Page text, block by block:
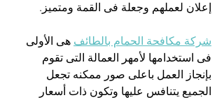
إعلان لعملهم وجعلة فى القمة ومتميز.
شركة مكافحة الحمام بالطائف هى الأولى
فى استخدامها لأمهر العمالة التى تقوم
بإنجاز العمل باعلى صور ممكنه تجعل
الجميع يتنافس عليها وتكون ذات أسعار